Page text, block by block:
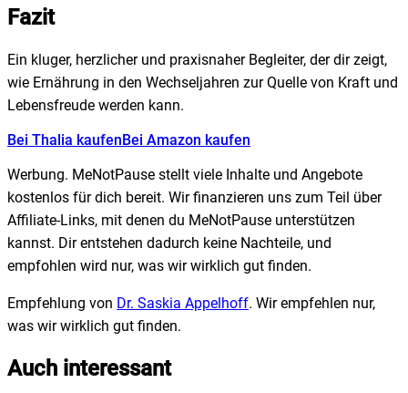
Fazit
Ein kluger, herzlicher und praxisnaher Begleiter, der dir zeigt,
wie Ernährung in den Wechseljahren zur Quelle von Kraft und
Lebensfreude werden kann.
Bei Thalia kaufen Bei Amazon kaufen
Werbung. MeNotPause stellt viele Inhalte und Angebote
kostenlos für dich bereit. Wir finanzieren uns zum Teil über
Affiliate-Links, mit denen du MeNotPause unterstützen
kannst. Dir entstehen dadurch keine Nachteile, und
empfohlen wird nur, was wir wirklich gut finden.
Empfehlung von Dr. Saskia Appelhoff. Wir empfehlen nur,
was wir wirklich gut finden.
Auch interessant